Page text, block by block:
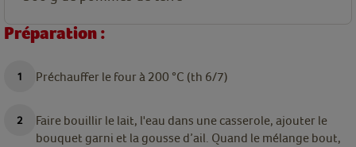
Préparation :
Préchauffer le four à 200 °C (th 6/7)
Faire bouillir le lait, l'eau dans une casserole, ajouter le
bouquet garni et la gousse d’ail. Quand le mélange bout,